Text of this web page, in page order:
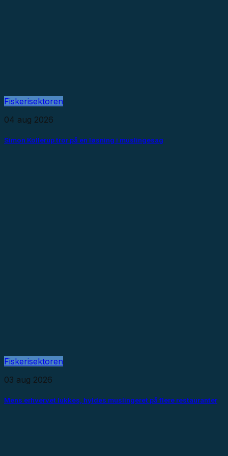
Fiskerisektoren
04 aug 2026
Simon Kollerup tror på en løsning i muslingesag
Fiskerisektoren
03 aug 2026
Mens erhvervet lukkes, hyldes muslingeret på flere restauranter